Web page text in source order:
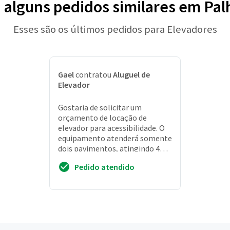
alguns pedidos similares em
Esses são os últimos pedidos para Elevadores
Gaelcontratou Aluguel de
Elevador
Gostaria de solicitar um
orçamento de locação de
elevador para acessibilidade. O
equipamento atenderá somente
dois pavimentos, atingindo 4m
até o 1° pav...
Pedido atendido